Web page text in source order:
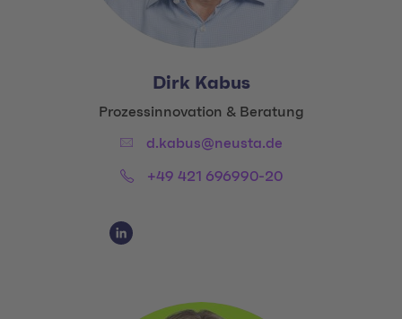
Dirk Kabus
Title:
Prozessinnovation & Beratung
Email:d.kabus@neusta.de
Phone:+49 421 696990-20
Social Media Links
Social Media Link 1